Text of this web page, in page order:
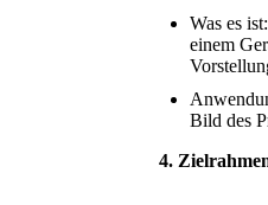
Was es
einem
Bild des
4.